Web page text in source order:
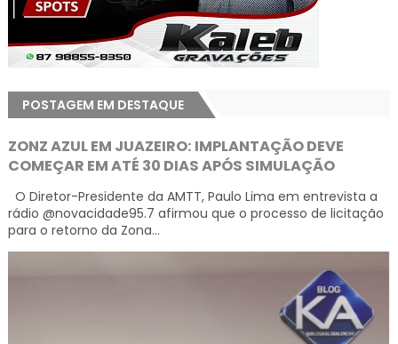
POSTAGEM EM DESTAQUE
ZONZ AZUL EM JUAZEIRO: IMPLANTAÇÃO DEVE
COMEÇAR EM ATÉ 30 DIAS APÓS SIMULAÇÃO
O Diretor-Presidente da AMTT, Paulo Lima em entrevista a
rádio @novacidade95.7 afirmou que o processo de licitação
para o retorno da Zona...